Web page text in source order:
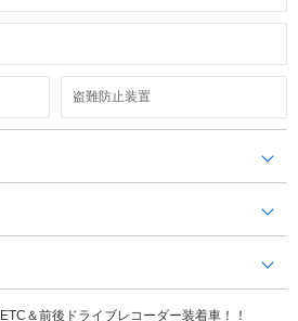
盗難防止装置
＆前後ドライブレコーダー装着車！！